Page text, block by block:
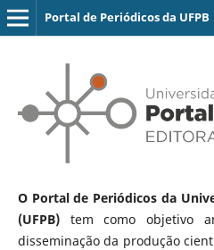
Portal de Periódicos da UFPB
O Portal de Periódicos da
(UFPB)tem como objetivo
disseminação da produção